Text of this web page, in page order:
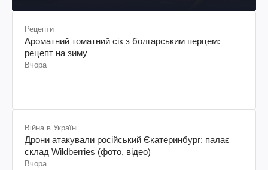
Рецепти
Ароматний томатний сік з болгарським перцем:
рецепт на зиму
Вчора
Війна в Україні
Дрони атакували російський Єкатеринбург: палає
склад Wildberries (фото, відео)
Вчора